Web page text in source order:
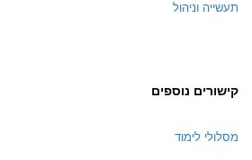
תעשייה וניהול
קישורים נוספים
מסלולי לימוד